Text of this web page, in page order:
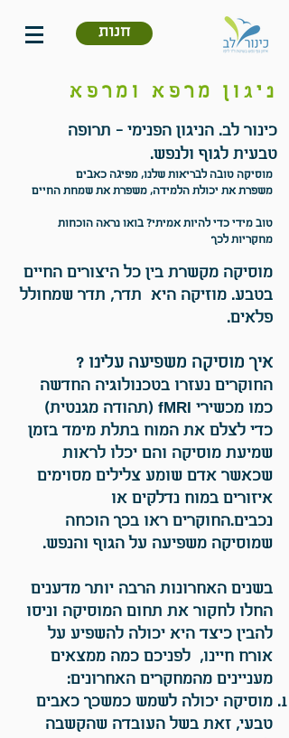
חנות
ניגון מרפא ומרפא
כינור לב. הניגון הפנימי - תרופה
טבעית לגוף ולנפש.
מוסיקה טובה לבריאות שלנו, מפיגה כאבים
משפרת את יכולת הלמידה, משפרת את שמחת החיים
טוב מידי כדי להיות אמיתי? בואו נראה הוכחות
מחקריות לכך
מוסיקה מקשרת בין כל היצורים החיים
בטבע. מוזיקה היא תדר, תדר שמחולל
פלאים.
איך מוסיקה משפיעה עלינו ?
החוקרים נעזרו בטכנולוגיה החדשה
כמו מכשירי fMRI (תהודה מגנטית)
כדי לצלם את המוח בתלת מימד בזמן
שמיעת מוסיקה והם יכלו לראות
שכאשר אדם שומע צלילים מסוימים
איזורים במוח נדלקים או
נכבים.החוקרים ראו בכך הוכחה
שמוסיקה משפיעה על הגוף והנפש.
בשנים האחרונות הרבה יותר מדענים
החלו לחקור את תחום המוסיקה וניסו
להבין כיצד היא יכולה להשפיע על
אורח חיינו, לפניכם כמה ממצאים
מעניינים מהמחקרים האחרונים:
מוסיקה יכולה לשמש כמשכך כאבים
טבעי, זאת בשל העובדה שהקשבה